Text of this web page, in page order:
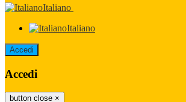
Italiano
Italiano
Accedi
Accedi
button close ×